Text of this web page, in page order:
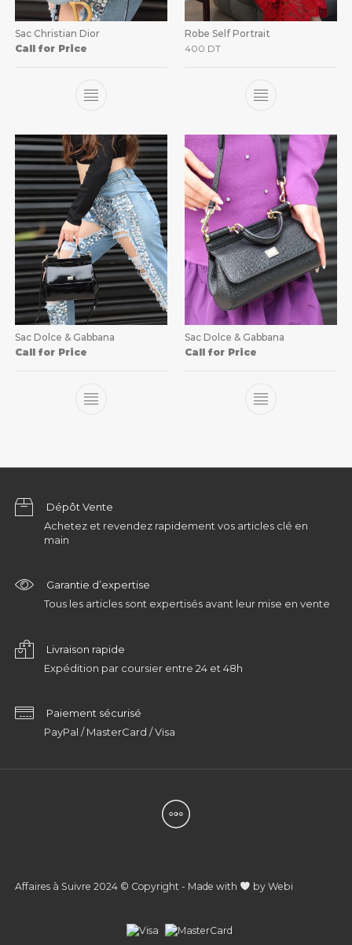
Sac Christian Dior
Call for Price
Robe Self Portrait
400 DT
Sac Dolce & Gabbana
Call for Price
Sac Dolce & Gabbana
Call for Price
Dépôt Vente
Achetez et revendez rapidement vos articles clé en
main
Garantie d’expertise
Tous les articles sont expertisés avant leur mise en vente
Livraison rapide
Expédition par coursier entre 24 et 48h
Paiement sécurisé
PayPal / MasterCard / Visa
Affaires à Suivre 2024 © Copyright - Made with by Webi